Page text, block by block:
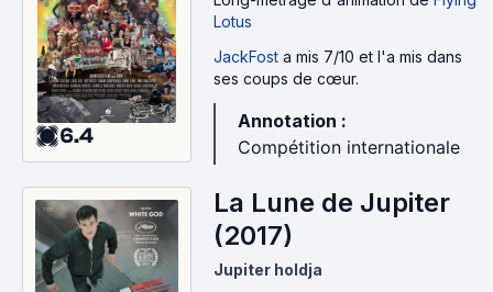
6.4
Lotus
JackFost a mis 7/10 et l'a mis dans
ses coups de cœur.
Annotation :
Compétition internationale
La Lune de Jupiter
(2017)
Jupiter holdja